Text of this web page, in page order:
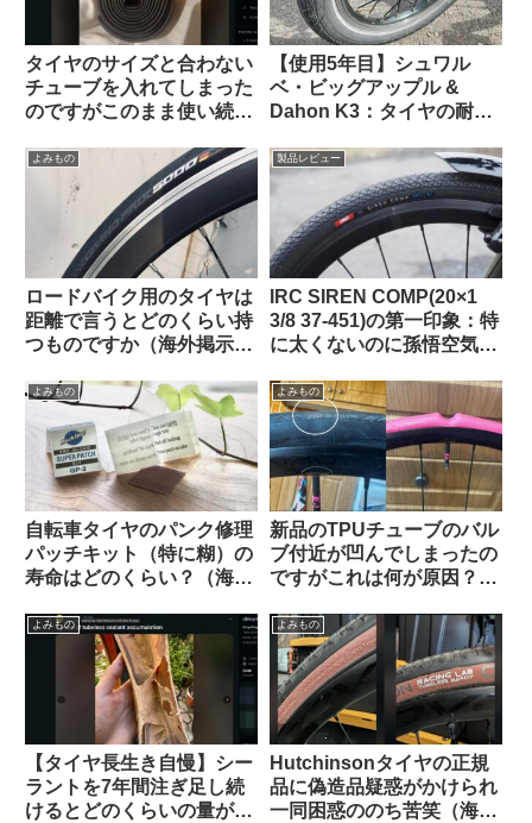
タイヤのサイズと合わない
チューブを入れてしまった
のですがこのまま使い続け
外掲示板より）
【使用5年目】シュワル
ベ・ビッグアップル &
Dahon K3：タイヤの耐久
あったか
よみもの
ロードバイク用のタイヤは
距離で言うとどのくらい持
つものですか（海外掲示板
製品レビュー
IRC SIREN COMP(20×1
3/8 37-451)の第一印象：特
に太くないのに孫悟空気分
（ガチ競技用の高級タイ
ヤ）【Tern Crest カスタマ
イズ】
よみもの
自転車タイヤのパンク修理
パッチキット（特に糊）の
寿命はどのくらい？（海外
よみもの
新品のTPUチューブのバル
ブ付近が凹んでしまったの
ですがこれは何が原因？
よみもの
【タイヤ長生き自慢】シー
ラントを7年間注ぎ足し続
けるとどのくらいの量が溜
よみもの
Hutchinsonタイヤの正規
品に偽造品疑惑がかけられ
一同困惑ののち苦笑（海外